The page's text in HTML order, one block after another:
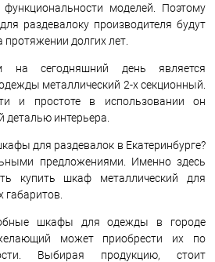
моделей. Поэтому
раздевалоку производителя будут
долгих лет.
на сегодняшний день является
металлический 2-х секционный.
и простоте в использовании он
деталью интерьера.
для раздевалок в Екатеринбурге?
предложениями. Именно здесь
купить шкаф металлический для
шкафы для одежды в городе
может приобрести их по
Выбирая продукцию, стоит